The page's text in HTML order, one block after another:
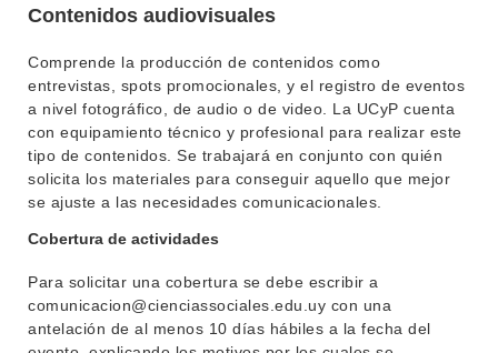
EXTENSIÓN
SERVICIOS
LLAMADOS
NOTICIAS
CONTACTO
EDUCACIÓN PERMANENTE
MOVILIDAD ACADÉMICA
BIBLIOTECA
Contenidos audiovisuales
Comprende la producción de contenidos como
entrevistas, spots promocionales, y el registro de eventos
a nivel fotográfico, de audio o de video. La UCyP cuenta
con equipamiento técnico y profesional para realizar este
tipo de contenidos. Se trabajará en conjunto con quién
solicita los materiales para conseguir aquello que mejor
se ajuste a las necesidades comunicacionales.
Cobertura de actividades
Para solicitar una cobertura se debe escribir a
comunicacion@cienciassociales.edu.uy con una
antelación de al menos 10 días hábiles a la fecha del